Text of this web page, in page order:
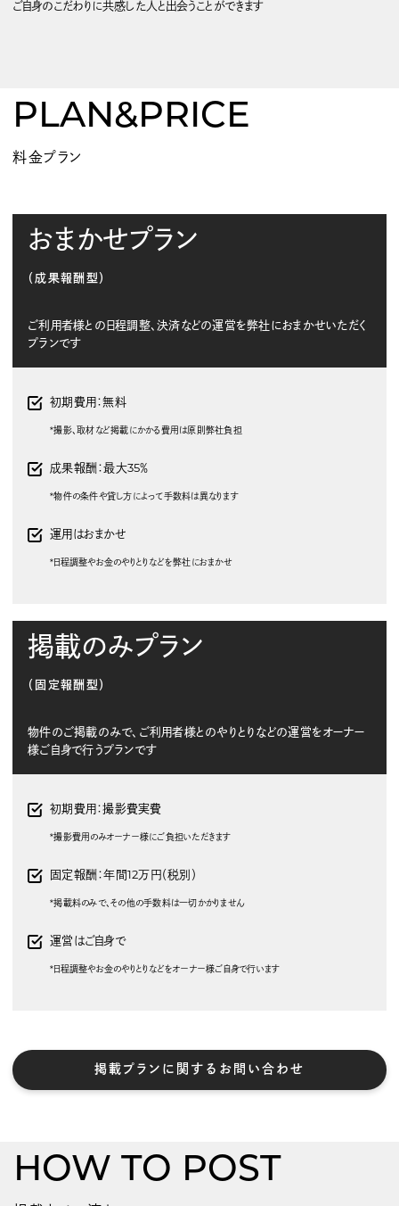
ご自身のこだわりに共感した人と出会うことができます
PLAN&PRICE
料金プラン
おまかせプラン
（成果報酬型）
ご利用者様との日程調整、決済などの運営を弊社におまかせいただく
プランです
初期費用：無料
*撮影、取材など掲載にかかる費用は原則弊社負担
成果報酬：最大35％
*物件の条件や貸し方によって手数料は異なります
運用はおまかせ
*日程調整やお金のやりとりなどを弊社におまかせ
掲載のみプラン
（固定報酬型）
物件のご掲載のみで、ご利用者様とのやりとりなどの運営をオーナー
様ご自身で行うプランです
初期費用：撮影費実費
*撮影費用のみオーナー様にご負担いただきます
固定報酬：年間12万円（税別）
*掲載料のみで、その他の手数料は一切かかりません
運営はご自身で
*日程調整やお金のやりとりなどをオーナー様ご自身で行います
掲載プランに関するお問い合わせ
HOW TO POST